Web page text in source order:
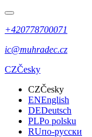
+420778700071
ic@muhradec.cz
CZČesky
CZČesky
ENEnglish
DEDeutsch
PLPo polsku
RUпо-русски